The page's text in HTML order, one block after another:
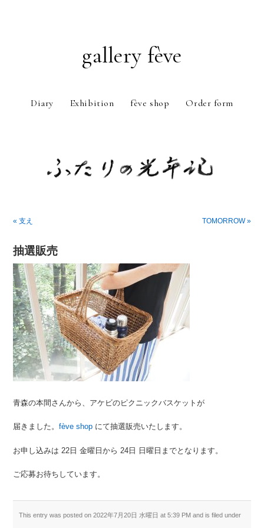
gallery fève
Diary Exhibition fève shop Order form
« 支え
TOMORROW »
抽選販売
青森の本間さんから、アケビのピクニックバスケットが
届きました。fève shop にて抽選販売いたします。
お申し込みは 22日 金曜日から 24日 日曜日までとなります。
ご応募お待ちしています。
This entry was posted on 2022年7月20日 水曜日 at 5:39 PM and is filed under